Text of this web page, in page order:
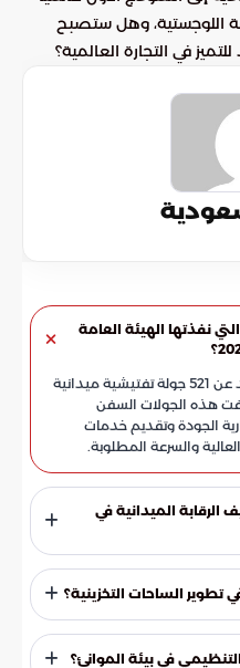
اللوجستية، وهل ستصبح
في التجارة العالمية؟
نفذتها الهيئة العامة
نفذت الهيئة العامة للموانئ ما يزيد عن 521 جولة تفتيشية ميدانية
لعام 2026. استهدفت هذه الجولات السفن
الجودة وتقديم خدمات
والسرعة المطلوبة.
الرقابة الميدانية في
تتوافق مع المصالح
إلى ترسيخ مكانة
تطوير الساحات التخزينية؟
الاستيعابية. ويهدف
في بيئة الموانئ؟